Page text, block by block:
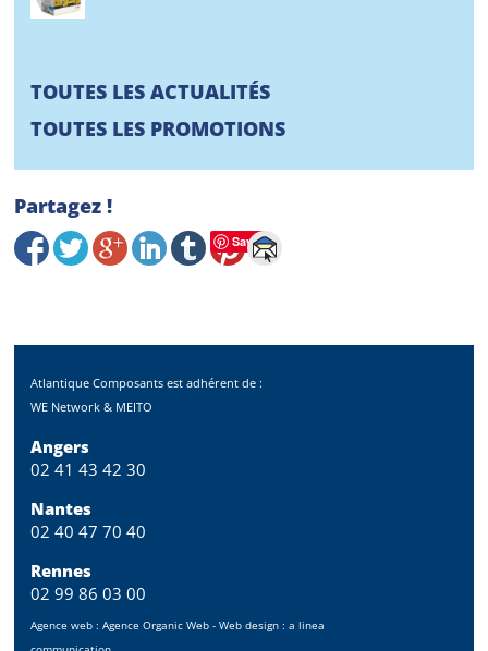
TOUTES LES ACTUALITÉS
TOUTES LES PROMOTIONS
Partagez !
Save
Atlantique Composants est adhérent de :
WE Network & MEITO
Angers
02 41 43 42 30
Nantes
02 40 47 70 40
Rennes
02 99 86 03 00
Agence web :Agence Organic Web - Web design :a linea